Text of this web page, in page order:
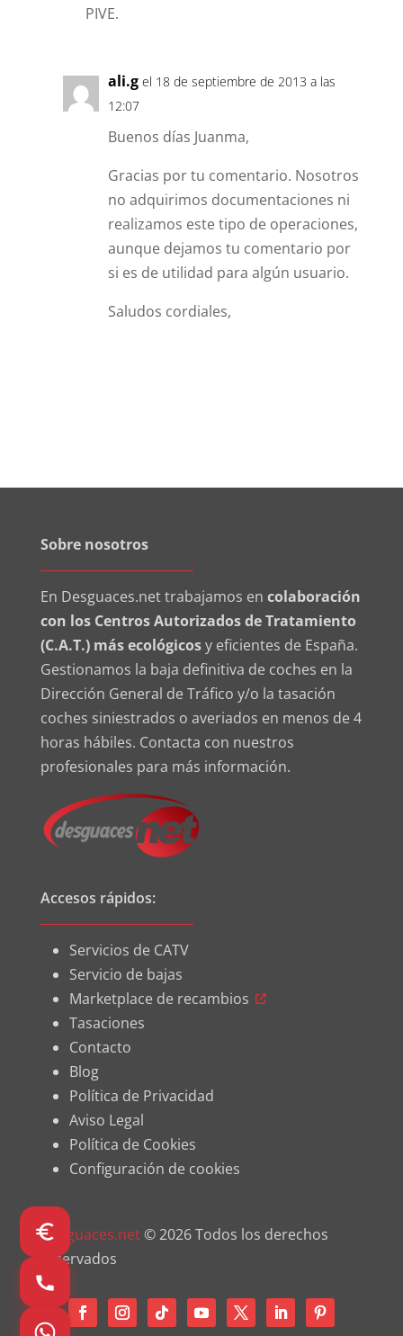
PIVE.
ali.g el 18 de septiembre de 2013 a las
12:07
Buenos días Juanma,
Gracias por tu comentario. Nosotros
no adquirimos documentaciones ni
realizamos este tipo de operaciones,
aunque dejamos tu comentario por
si es de utilidad para algún usuario.
Saludos cordiales,
Sobre nosotros
En Desguaces.net trabajamos en colaboración
con los Centros Autorizados de Tratamiento
(C.A.T.) más ecológicosy eficientes de España.
Gestionamos la baja definitiva de coches en la
Dirección General de Tráfico y/o la tasación
coches siniestrados o averiados en menos de 4
horas hábiles. Contacta con nuestros
profesionales para más información.
Accesos rápidos:
Servicios de CATV
Servicio de bajas
Marketplace de recambios
Tasaciones
Contacto
Blog
Política de Privacidad
Aviso Legal
Política de Cookies
Configuración de cookies
Desguaces.net© 2026 Todos los derechos
reservados